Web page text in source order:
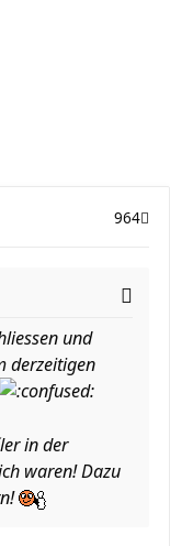
964
und
derzeitigen
in der
waren! Dazu